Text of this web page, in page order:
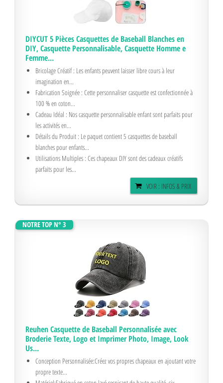
DIYCUT 5 Pièces Casquettes de Baseball Blanches en
DIY, Casquette Personnalisable, Casquette Homme e
Femme...
Bricolage Créatif : Les enfants peuvent laisser libre cours à leur
imagination en...
Fabrication Soignée : Cette personnaliser casquette est confectionnée à
100 % en coton...
Cadeau Idéal : Nos casquette personnalisable enfant sont parfaits pour
les activités en...
Détails du Produit : Le paquet contient 5 casquettes de baseball
blanches pour enfants...
Utilisations Multiples : Ces chapeaux DIY sont des cadeaux créatifs
parfaits pour les...
VOIR : INFOS & PRIX
NOTRE TOP N° 3
Reuhen Casquette de Baseball Personnalisée avec
Broderie Texte, Logo et Imprimer Photo, Image, Look
Us...
Conception Personnalisée:Créez vos propres chapeaux en ajoutant votre
propre texte...